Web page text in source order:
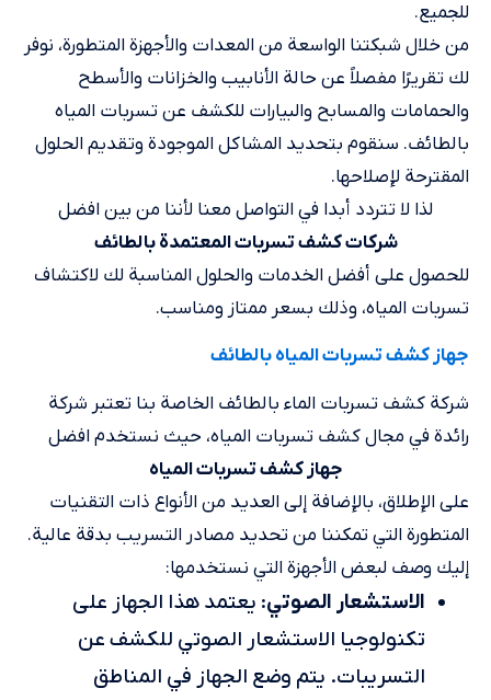
للجميع.
من خلال شبكتنا الواسعة من المعدات والأجهزة المتطورة، نوفر
لك تقريرًا مفصلاً عن حالة الأنابيب والخزانات والأسطح
والحمامات والمسابح والبيارات للكشف عن تسربات المياه
بالطائف. سنقوم بتحديد المشاكل الموجودة وتقديم الحلول
المقترحة لإصلاحها.
لذا لا تتردد أبدا في التواصل معنا لأننا من بين افضل
شركات كشف تسربات المعتمدة بالطائف
للحصول على أفضل الخدمات والحلول المناسبة لك لاكتشاف
تسربات المياه، وذلك بسعر ممتاز ومناسب.
جهاز كشف تسربات المياه بالطائف
شركة كشف تسربات الماء بالطائف الخاصة بنا تعتبر شركة
رائدة في مجال كشف تسربات المياه، حيث نستخدم افضل
جهاز كشف تسربات المياه
على الإطلاق، بالإضافة إلى العديد من الأنواع ذات التقنيات
المتطورة التي تمكننا من تحديد مصادر التسريب بدقة عالية.
إليك وصف لبعض الأجهزة التي نستخدمها:
الاستشعار الصوتي: يعتمد هذا الجهاز على
تكنولوجيا الاستشعار الصوتي للكشف عن
التسريبات. يتم وضع الجهاز في المناطق